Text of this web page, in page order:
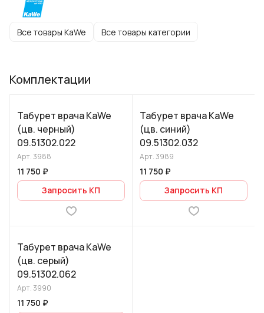
Все товары KaWe Все товары категории
Комплектации
Табурет врача KaWe
(цв. черный)
09.51302.022
Арт.3988
11 750 ₽
Запросить КП
Табурет врача KaWe
(цв. синий)
09.51302.032
Арт.3989
11 750 ₽
Запросить КП
Табурет врача KaWe
(цв. серый)
09.51302.062
Арт.3990
11 750 ₽